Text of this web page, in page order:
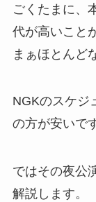
ごくたまに、
代が高いこ
まぁほとんど
NGKのスケジ
の方が安いで
ではその夜公
解説します。